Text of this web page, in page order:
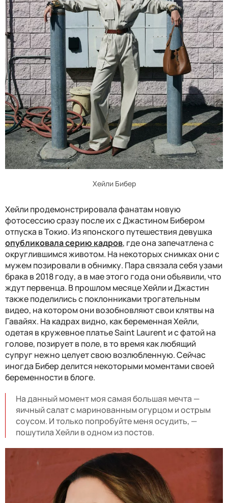
Хейли Бибер
Хейли продемонстрировала фанатам новую
фотосессию сразу после их с Джастином Бибером
отпуска в Токио. Из японского путешествия девушка
опубликовала серию кадров, где она запечатлена с
округлившимся животом. На некоторых снимках они с
мужем позировали в обнимку. Пара связала себя узами
брака в 2018 году, а в мае этого года они объявили, что
ждут первенца. В прошлом месяце Хейли и Джастин
также поделились с поклонниками трогательным
видео, на котором они возобновляют свои клятвы на
Гавайях. На кадрах видно, как беременная Хейли,
одетая в кружевное платье Saint Laurent и с фатой на
голове, позирует в поле, в то время как любящий
супруг нежно целует свою возлюбленную. Сейчас
иногда Бибер делится некоторыми моментами своей
беременности в блоге.
На данный момент моя самая большая мечта —
яичный салат с маринованным огурцом и острым
соусом. И только попробуйте меня осудить, —
пошутила Хейли в одном из постов.